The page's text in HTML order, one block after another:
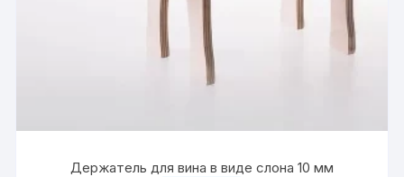
Держатель для вина в виде слона 10 мм